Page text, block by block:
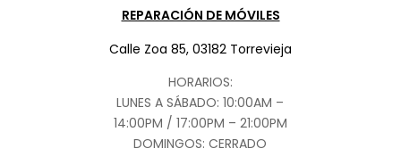
REPARACIÓN DE MÓVILES
Calle Zoa 85, 03182 Torrevieja
HORARIOS:
LUNES A SÁBADO: 10:00AM –
14:00PM / 17:00PM – 21:00PM
DOMINGOS: CERRADO